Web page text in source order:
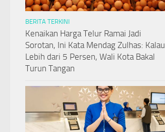
BERITA TERKINI
Kenaikan Harga Telur Ramai Jadi
Sorotan, Ini Kata Mendag Zulhas: Kalau
Lebih dari 5 Persen, Wali Kota Bakal
Turun Tangan